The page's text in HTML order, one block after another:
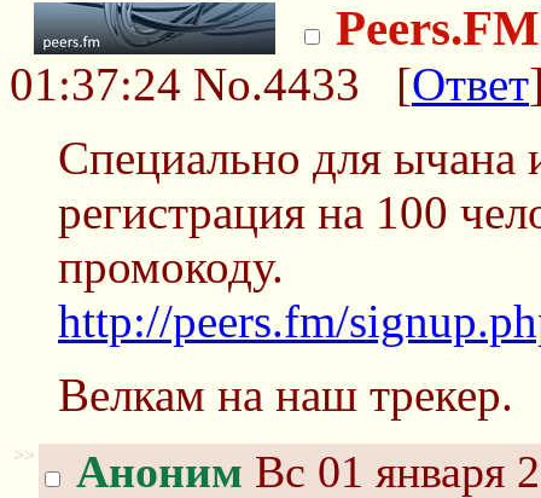
Peers.FM
01:37:24 No.4433 [Ответ
Специально для ычана
регистрация на 100
промокоду.
http://peers.fm/
Велкам на наш трекер.
>> Аноним Вс 01 января